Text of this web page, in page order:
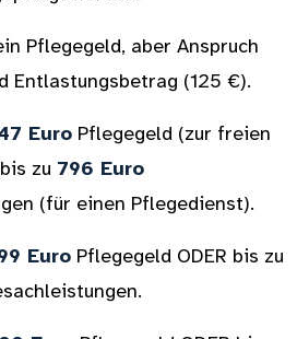
Pflegegeld, aber Anspruch
Entlastungsbetrag (125 €).
Euro Pflegegeld (zur freien
zu 796 Euro
(für einen Pflegedienst).
Euro Pflegegeld ODER bis zu